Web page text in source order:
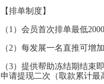
【排单制度】
（1）会员首次排单最低
（2）每发展一名直推可增
（3）提供帮助冻结期结束
申请提现二次（取款累计最